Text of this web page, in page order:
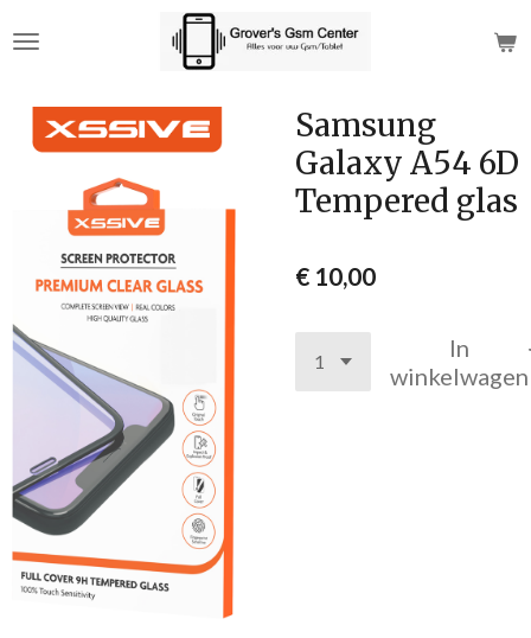
direct
de
hoofdinhoud
Samsung
Galaxy A54 6D
Tempered glas
€ 10,00
In
winkelwagen